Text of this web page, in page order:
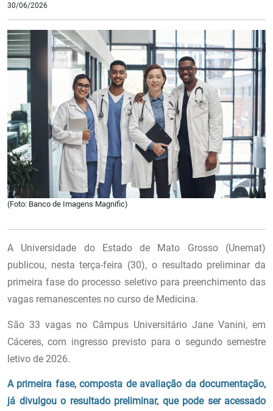
30/06/2026
(Foto: Banco de Imagens Magnific)
A Universidade do Estado de Mato Grosso (Unemat)
publicou, nesta terça-feira (30), o resultado preliminar da
primeira fase do processo seletivo para preenchimento das
vagas remanescentes no curso de Medicina.
São 33 vagas no Câmpus Universitário Jane Vanini, em
Cáceres, com ingresso previsto para o segundo semestre
letivo de 2026.
A primeira fase, composta de avaliação da documentação,
já divulgou o resultado preliminar, que pode ser acessado